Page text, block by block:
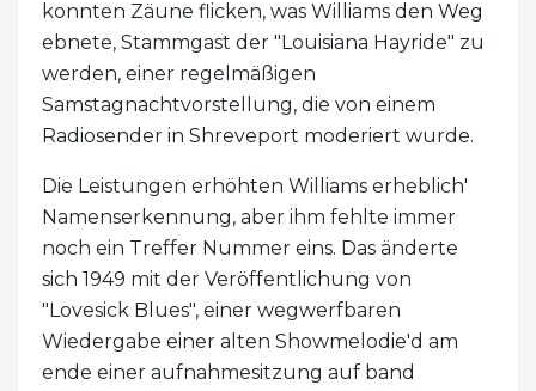
konnten Zäune flicken, was Williams den Weg
ebnete, Stammgast der "Louisiana Hayride" zu
werden, einer regelmäßigen
Samstagnachtvorstellung, die von einem
Radiosender in Shreveport moderiert wurde.
Die Leistungen erhöhten Williams erheblich'
Namenserkennung, aber ihm fehlte immer
noch ein Treffer Nummer eins. Das änderte
sich 1949 mit der Veröffentlichung von
"Lovesick Blues", einer wegwerfbaren
Wiedergabe einer alten Showmelodie'd am
ende einer aufnahmesitzung auf band